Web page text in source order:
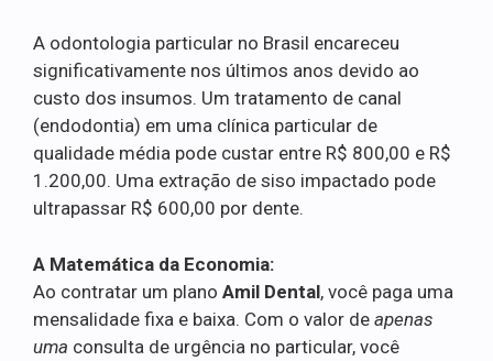
A odontologia particular no Brasil encareceu
significativamente nos últimos anos devido ao
custo dos insumos. Um tratamento de canal
(endodontia) em uma clínica particular de
qualidade média pode custar entre R$ 800,00 e R$
1.200,00. Uma extração de siso impactado pode
ultrapassar R$ 600,00 por dente.
A Matemática da Economia:
Ao contratar um plano Amil Dental, você paga uma
mensalidade fixa e baixa. Com o valor de apenas
uma consulta de urgência no particular, você